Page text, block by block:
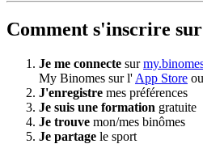
Comment s'inscrire
Je me connecte sur
My Binomes sur l' App Store
J'enregistre mes préférences
Je suis une formation gratuite
Je trouve mon/mes binômes
Je partage le sport